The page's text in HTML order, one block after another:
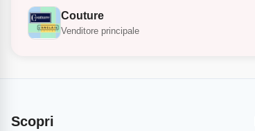
Couture
Venditore principale
Scopri